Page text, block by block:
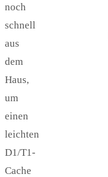
noch
schnell
aus
dem
Haus,
um
einen
leichten
D1/T1-
Cache